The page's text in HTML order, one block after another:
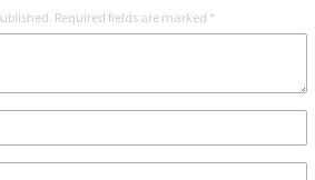
Required fields are marked *